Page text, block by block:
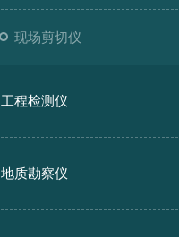
现场剪切仪
工程检测仪
地质勘察仪